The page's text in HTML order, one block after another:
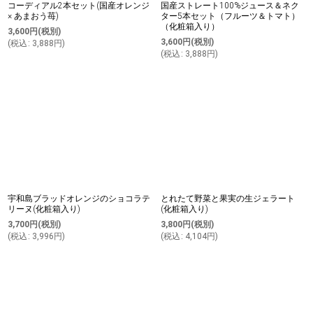
コーディアル2本セット(国産オレンジ
× あまおう苺)
3,600円 (税別)
(税込 : 3,888 円)
国産ストレート100%ジュース＆ネク
ター5本セット（フルーツ＆トマト）
（化粧箱入り）
3,600円 (税別)
(税込 : 3,888 円)
宇和島ブラッドオレンジのショコラテ
リーヌ(化粧箱入り)
3,700円 (税別)
(税込 : 3,996 円)
とれたて野菜と果実の生ジェラート
(化粧箱入り)
3,800円 (税別)
(税込 : 4,104円)